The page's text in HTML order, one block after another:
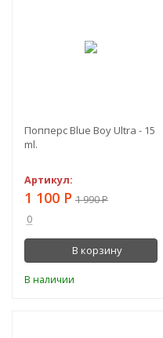
Попперс Blue Boy Ultra - 15
ml.
Артикул:
1 100 Р 1 990Р
0
В корзину
В наличии